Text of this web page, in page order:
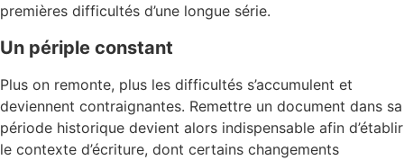
premières difficultés d’une longue série.
Un périple constant
Plus on remonte, plus les difficultés s’accumulent et
deviennent contraignantes. Remettre un document dans sa
période historique devient alors indispensable afin d’établir
le contexte d’écriture, dont certains changements